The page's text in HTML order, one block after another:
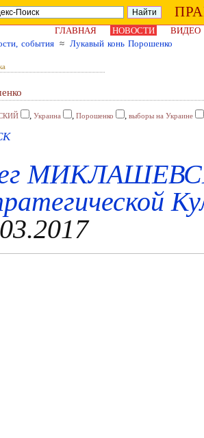
ГЛАВНАЯ НОВОСТИ
ВИДЕО
события ≈ Лукавый конь Порошенко
, Украина , Порошенко , выборы на Украине